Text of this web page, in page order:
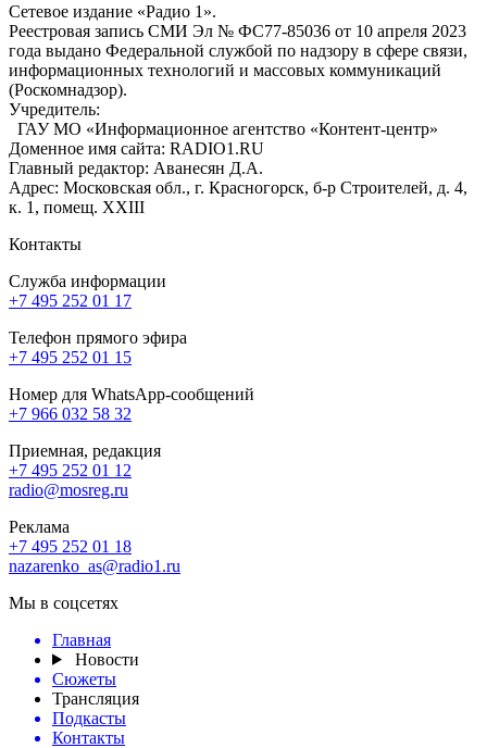
Сетевое издание «Радио 1».
Реестровая запись СМИ Эл № ФС77-85036 от 10 апреля 2023
года выдано Федеральной службой по надзору в сфере связи,
информационных технологий и массовых коммуникаций
(Роскомнадзор).
Учредитель:
ГАУ МО «Информационное агентство «Контент-центр»
Доменное имя сайта: RADIO1.RU
Главный редактор: Аванесян Д.А.
Адрес: Московская обл., г. Красногорск, б-р Строителей, д. 4,
к. 1, помещ. XXIII
Контакты
Служба информации
+7 495 252 01 17
Телефон прямого эфира
+7 495 252 01 15
Номер для WhatsApp-сообщений
+7 966 032 58 32
Приемная, редакция
+7 495 252 01 12
radio@mosreg.ru
Реклама
+7 495 252 01 18
nazarenko_as@radio1.ru
Мы в соцсетях
Главная
Новости
Сюжеты
Трансляция
Подкасты
Контакты